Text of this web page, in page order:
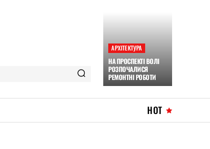
АРХІТЕКТУРА
НА ПРОСПЕКТІ ВОЛІ
РОЗПОЧАЛИСЯ
РЕМОНТНІ РОБОТИ
HOT